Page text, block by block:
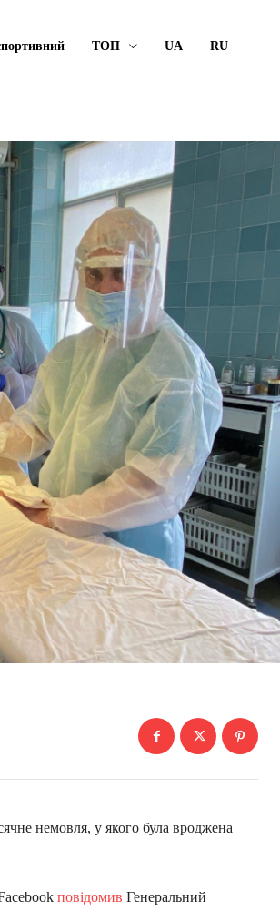
ТОП UA RU
немовля, у якого була вроджена
повідомив Генеральний